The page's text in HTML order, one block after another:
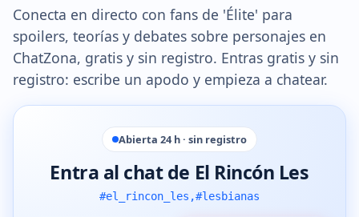
Conecta en directo con fans de 'Élite' para
spoilers, teorías y debates sobre personajes en
ChatZona, gratis y sin registro. Entras gratis y sin
registro: escribe un apodo y empieza a chatear.
Abierta 24 h · sin registro
Entra al chat de El Rincón Les
#el_rincon_les,#lesbianas